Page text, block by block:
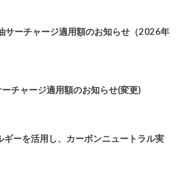
サーチャージ適用額のお知らせ（2026年
チャージ適用額のお知らせ(変更)
ーを活用し、カーボンニュートラル実